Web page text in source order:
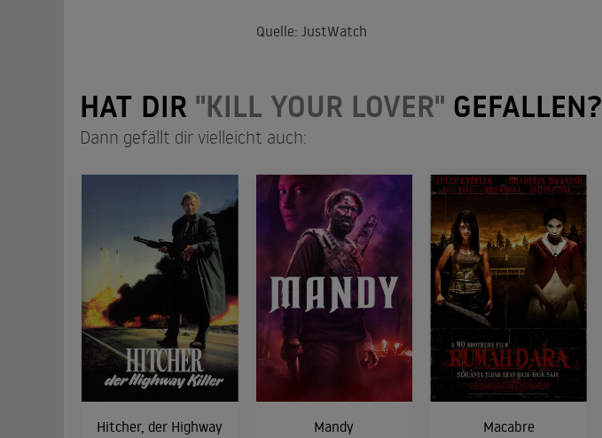
Quelle: JustWatch
HAT DIR "KILL YOUR LOVER" GEFALLEN?
Dann gefällt dir vielleicht auch:
Hitcher, der Highway
Mandy Macabre